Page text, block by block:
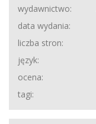
wydawnictwo:
data wydania:
liczba stron:
język:
ocena:
tagi: